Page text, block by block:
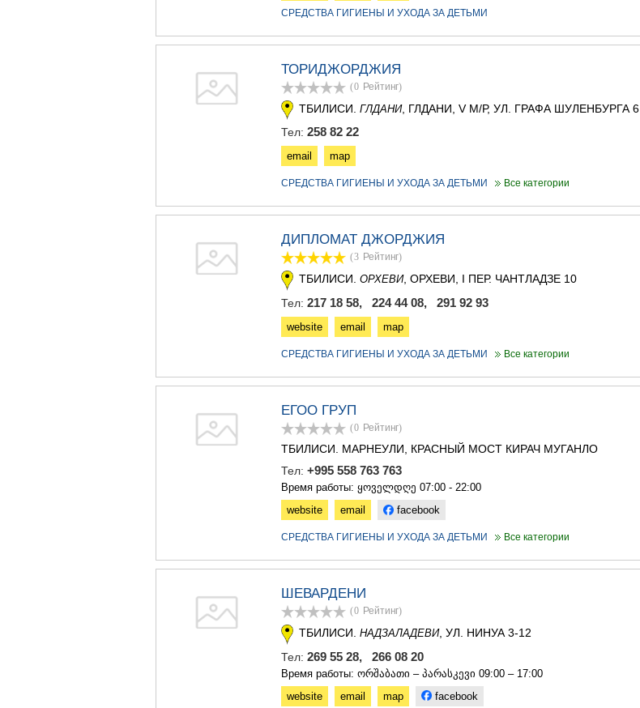
СРЕДСТВА ГИГИЕНЫ И УХОДА ЗА ДЕТЬМИ
ТОРИДЖОРДЖИЯ
(0 Рейтинг)
ТБИЛИСИ. ГЛДАНИ, ГЛДАНИ, V М/Р, УЛ. ГРАФА ШУЛЕНБУРГА 6
Тел: 258 82 22
email map
СРЕДСТВА ГИГИЕНЫ И УХОДА ЗА ДЕТЬМИ Все категории
ДИПЛОМАТ ДЖОРДЖИЯ
(3 Рейтинг)
ТБИЛИСИ. ОРХЕВИ, ОРХЕВИ, I ПЕР. ЧАНТЛАДЗЕ 10
Тел: 217 18 58, 224 44 08, 291 92 93
website email map
СРЕДСТВА ГИГИЕНЫ И УХОДА ЗА ДЕТЬМИ Все категории
ЕГОО ГРУП
(0 Рейтинг)
ТБИЛИСИ. МАРНЕУЛИ, КРАСНЫЙ МОСТ КИРАЧ МУГАНЛО
Тел: +995 558 763 763
Время работы: ყოველდღე 07:00 - 22:00
website
email facebook
СРЕДСТВА ГИГИЕНЫ И УХОДА ЗА ДЕТЬМИ Все категории
ШЕВАРДЕНИ
(0 Рейтинг)
ТБИЛИСИ. НАДЗАЛАДЕВИ, УЛ. НИНУА 3-12
Тел: 269 55 28, 266 08 20
Время работы: ორშაბათი – პარასკევი 09:00 – 17:00
website
email map facebook